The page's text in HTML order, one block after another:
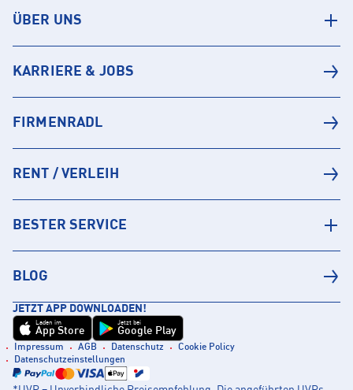
ÜBER UNS
KARRIERE & JOBS
FIRMENRADL
RENT / VERLEIH
BESTER SERVICE
BLOG
JETZT APP DOWNLOADEN!
Laden im
App Store
Jetzt bei
Google Play
Impressum AGB Datenschutz
Cookie Policy
Datenschutzeinstellungen